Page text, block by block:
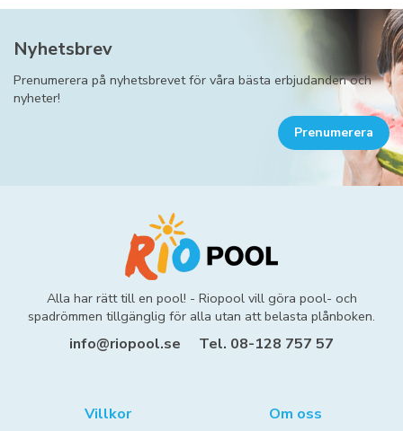
Nyhetsbrev
Prenumerera på nyhetsbrevet för våra bästa erbjudanden och
nyheter!
Prenumerera
Alla har rätt till en pool! - Riopool vill göra pool- och
spadrömmen tillgänglig för alla utan att belasta plånboken.
info@riopool.se Tel. 08-128 757 57
Villkor
Om oss